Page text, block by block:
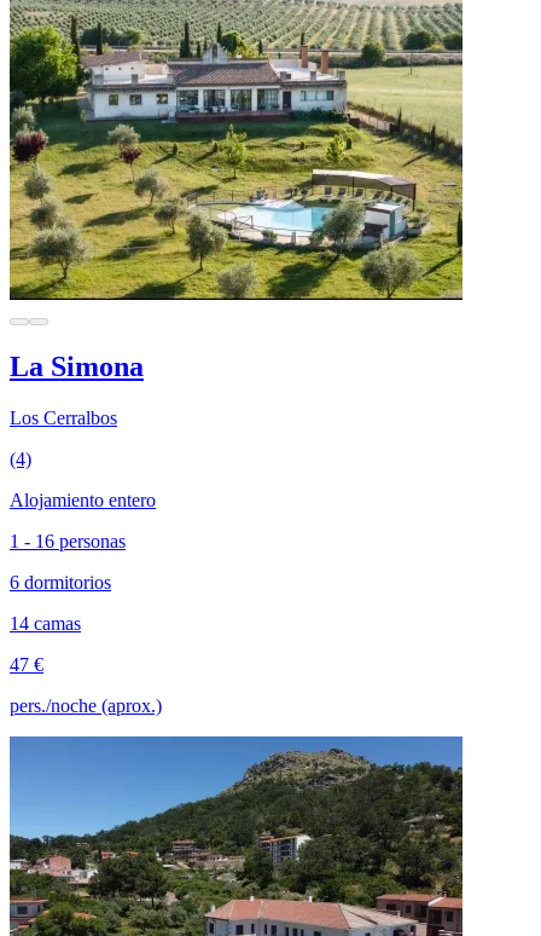
La Simona
Los Cerralbos
(4)
Alojamiento entero
1 - 16 personas
6 dormitorios
14 camas
47 €
pers./noche (aprox.)